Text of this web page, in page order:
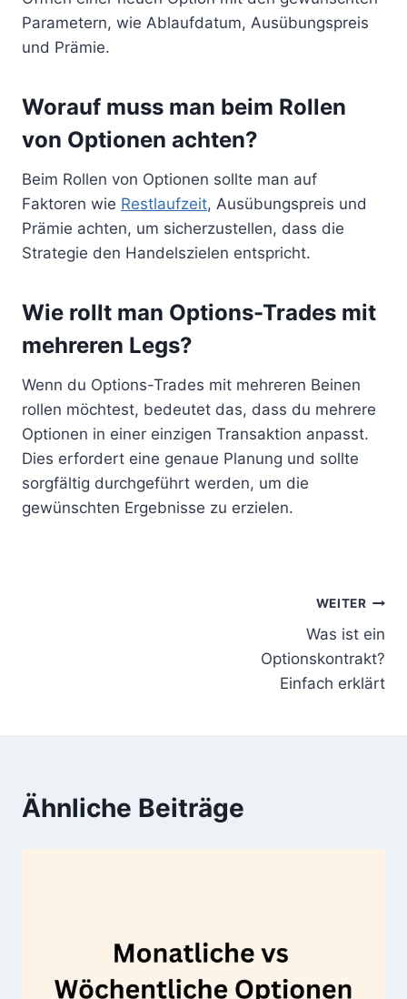
Parametern, wie Ablaufdatum, Ausübungspreis
und Prämie.
Worauf muss man beim Rollen
von Optionen achten?
Beim Rollen von Optionen sollte man auf
Faktoren wie Restlaufzeit, Ausübungspreis und
Prämie achten, um sicherzustellen, dass die
Strategie den Handelszielen entspricht.
Wie rollt man Options-Trades mit
mehreren Legs?
Wenn du Options-Trades mit mehreren Beinen
rollen möchtest, bedeutet das, dass du mehrere
Optionen in einer einzigen Transaktion anpasst.
Dies erfordert eine genaue Planung und sollte
sorgfältig durchgeführt werden, um die
gewünschten Ergebnisse zu erzielen.
WEITER
Was ist ein
Optionskontrakt?
Einfach erklärt
Ähnliche Beiträge